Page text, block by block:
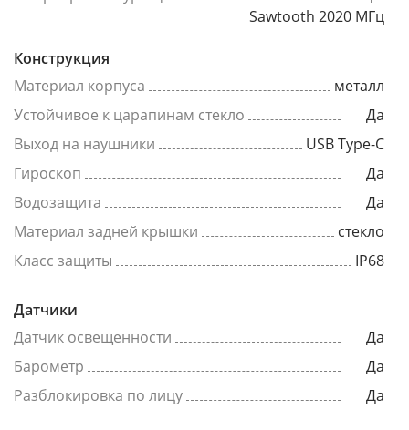
Sawtooth 2020 МГц
Конструкция
Материал корпуса
металл
Устойчивое к царапинам стекло
Да
Выход на наушники
USB Type-C
Гироскоп
Да
Водозащита
Да
Материал задней крышки
стекло
Класс защиты
IP68
Датчики
Датчик освещенности
Да
Барометр
Да
Разблокировка по лицу
Да